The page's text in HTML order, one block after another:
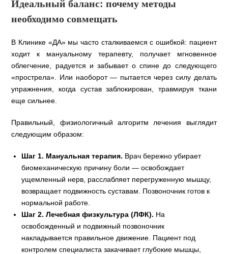
Идеальный баланс: почему методы
необходимо совмещать
В Клинике «ДА» мы часто сталкиваемся с ошибкой: пациент
ходит к мануальному терапевту, получает мгновенное
облегчение, радуется и забывает о спине до следующего
«прострела». Или наоборот — пытается через силу делать
упражнения, когда сустав заблокирован, травмируя ткани
еще сильнее.
Правильный, физиологичный алгоритм лечения выглядит
следующим образом:
Шаг 1. Мануальная терапия. Врач бережно убирает
биомеханическую причину боли — освобождает
ущемленный нерв, расслабляет перегруженную мышцу,
возвращает подвижность суставам. Позвоночник готов к
нормальной работе.
Шаг 2. Лечебная физкультура (ЛФК). На
освобожденный и подвижный позвоночник
накладывается правильное движение. Пациент под
контролем специалиста закачивает глубокие мышцы,